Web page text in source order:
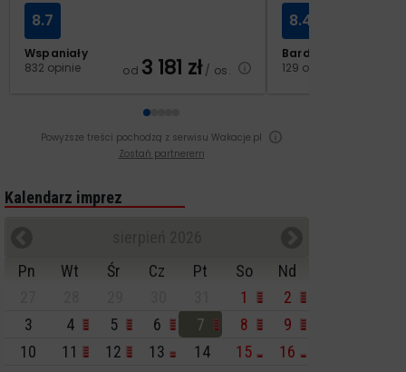
Wspaniały
832 opinie
8.7
od 3 181 zł/ os.
Bardzo dobry
129 opinii
8.4
Powyższe treści pochodzą z serwisu Wakacje.pl
Zostań partnerem
Kalendarz imprez
Pn
Wt Śr Cz Pt So
Nd
1
2
3
4 5 6 7 8
9
10
11 12 13 14 15
16